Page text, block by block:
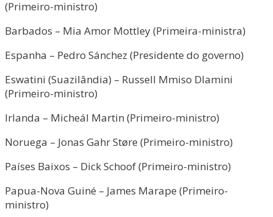
(Primeiro-ministro)
Barbados – Mia Amor Mottley (Primeira-ministra)
Espanha – Pedro Sánchez (Presidente do governo)
Eswatini (Suazilândia) – Russell Mmiso Dlamini
(Primeiro-ministro)
Irlanda – Micheál Martin (Primeiro-ministro)
Noruega – Jonas Gahr Støre (Primeiro-ministro)
Países Baixos – Dick Schoof (Primeiro-ministro)
Papua-Nova Guiné – James Marape (Primeiro-
ministro)